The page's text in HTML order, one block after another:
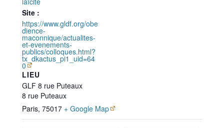
Site :
https://www.gldf.org/obe
dience-
maconnique/actualites-
et-evenements-
publics/colloques.html?
tx_dkactus_pi1_uid=64
0
LIEU
GLF 8 rue Puteaux
8 rue Puteaux
Paris, 75017 + Google Map